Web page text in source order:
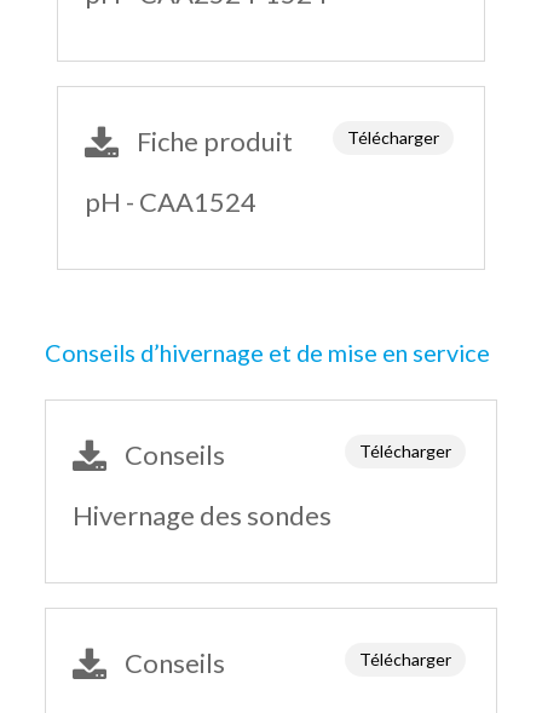
Fiche produit
pH - CAA1524
Télécharger
Conseils d’hivernage et de mise en service
Conseils
Hivernage des sondes
Télécharger
Conseils
Télécharger